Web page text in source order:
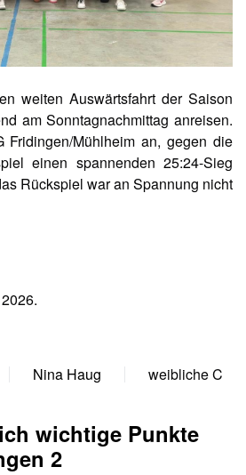
weiten Auswärtsfahrt der Saison
am Sonntagnachmittag anreisen.
Fridingen/Mühlheim an, gegen die
einen spannenden 25:24-Sieg
Rückspiel war an Spannung nicht
.
Nina Haug weibliche C
wichtige Punkte
2